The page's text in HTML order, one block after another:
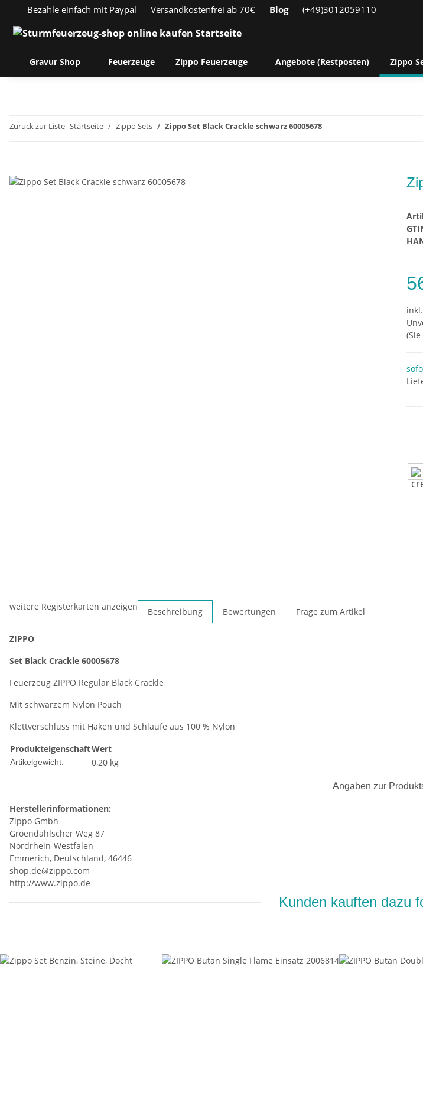
Bezahle einfach mit Paypal Versandkostenfrei ab 70€ Blog (+49)3012059110
Gravur Shop Feuerzeuge Zippo Feuerzeuge Angebote (Restposten) Zippo
Zurück zur Liste Startseite Zippo Sets Zippo Set Black Crackle schwarz 60005678
weitere Registerkarten anzeigen Beschreibung Bewertungen Frage zum Artikel
ZIPPO
Set Black Crackle 60005678
Feuerzeug ZIPPO Regular Black Crackle
Mit schwarzem Nylon Pouch
Klettverschluss mit Haken und Schlaufe aus 100 % Nylon
ProdukteigenschaftWert
Artikelgewicht: 0,20 kg
Angaben zur
Herstellerinformationen:
Zippo Gmbh
Groendahlscher Weg 87
Nordrhein-Westfalen
Emmerich, Deutschland, 46446
shop.de@zippo.com
http://www.zippo.de
Kunden kauften dazu